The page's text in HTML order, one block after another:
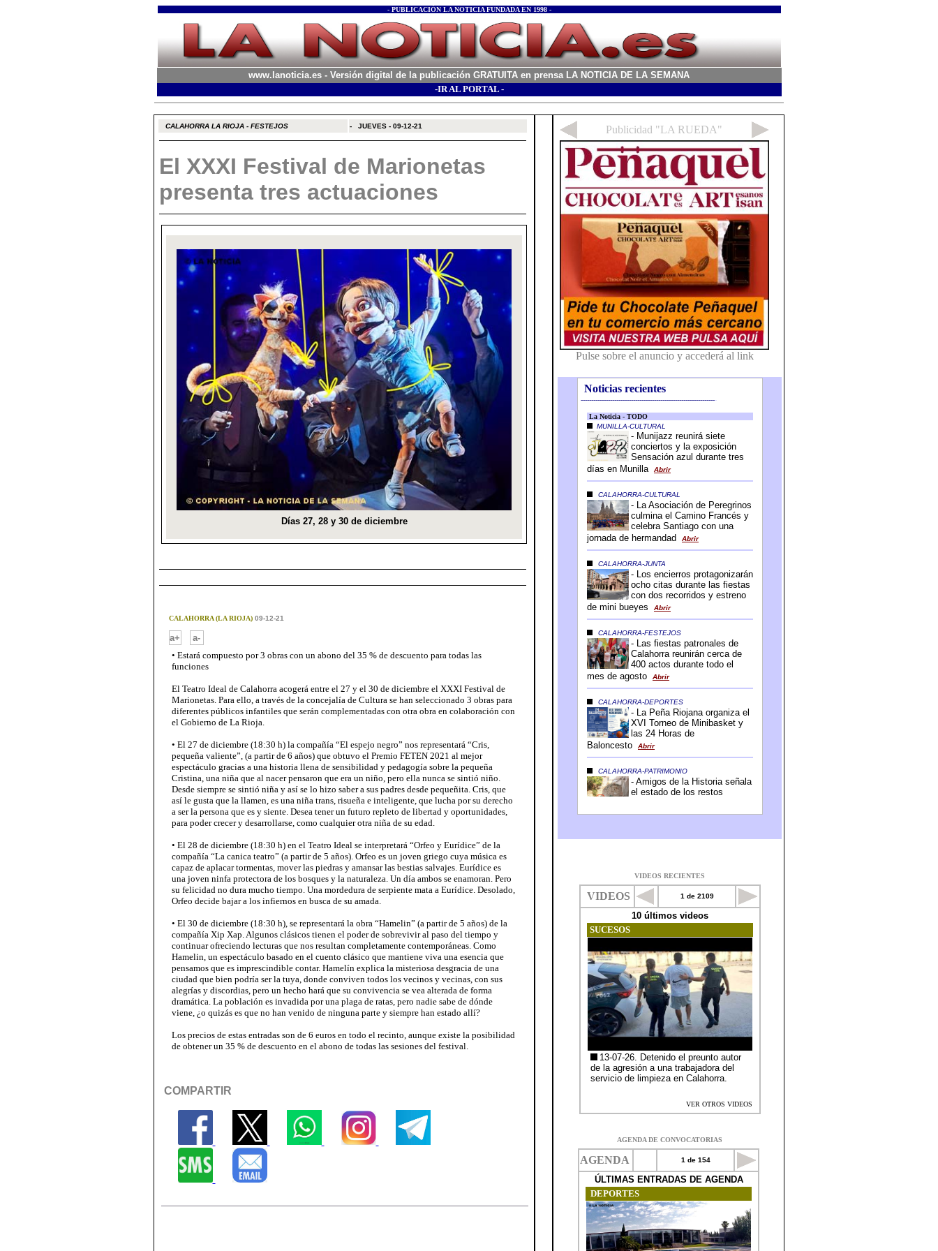
- PUBLICACIÓN LA NOTICIA FUNDADA EN 1998 -
www.lanoticia.es - Versión digital de la publicación GRATUITA en prensa LA NOTICIA DE LA SEMANA
-IR AL PORTAL -
CALAHORRA LA RIOJA - FESTEJOS - JUEVES - 09-12-21
El XXXI Festival de Marionetas
presenta tres actuaciones
CALAHORRA (LA RIOJA)09-12-21
a+
a-
• Estará compuesto por 3 obras con un abono del 35 % de descuento para todas las
funciones
El Teatro Ideal de Calahorra acogerá entre el 27 y el 30 de diciembre el XXXI Festival de
Marionetas. Para ello, a través de la concejalía de Cultura se han seleccionado 3 obras para
diferentes públicos infantiles que serán complementadas con otra obra en colaboración con
el Gobierno de La Rioja.
• El 27 de diciembre (18:30 h) la compañía “El espejo negro” nos representará “Cris,
pequeña valiente”, (a partir de 6 años) que obtuvo el Premio FETEN 2021 al mejor
espectáculo gracias a una historia llena de sensibilidad y pedagogía sobre la pequeña
Cristina, una niña que al nacer pensaron que era un niño, pero ella nunca se sintió niño.
Desde siempre se sintió niña y así se lo hizo saber a sus padres desde pequeñita. Cris, que
así le gusta que la llamen, es una niña trans, risueña e inteligente, que lucha por su derecho
a ser la persona que es y siente. Desea tener un futuro repleto de libertad y oportunidades,
para poder crecer y desarrollarse, como cualquier otra niña de su edad.
• El 28 de diciembre (18:30 h) en el Teatro Ideal se interpretará “Orfeo y Eurídice” de la
compañía “La canica teatro” (a partir de 5 años). Orfeo es un joven griego cuya música es
capaz de aplacar tormentas, mover las piedras y amansar las bestias salvajes. Eurídice es
una joven ninfa protectora de los bosques y la naturaleza. Un día ambos se enamoran. Pero
su felicidad no dura mucho tiempo. Una mordedura de serpiente mata a Eurídice. Desolado,
Orfeo decide bajar a los infiernos en busca de su amada.
• El 30 de diciembre (18:30 h), se representará la obra “Hamelin” (a partir de 5 años) de la
compañía Xip Xap. Algunos clásicos tienen el poder de sobrevivir al paso del tiempo y
continuar ofreciendo lecturas que nos resultan completamente contemporáneas. Como
Hamelin, un espectáculo basado en el cuento clásico que mantiene viva una esencia que
pensamos que es imprescindible contar. Hamelín explica la misteriosa desgracia de una
ciudad que bien podría ser la tuya, donde conviven todos los vecinos y vecinas, con sus
alegrías y discordias, pero un hecho hará que su convivencia se vea alterada de forma
dramática. La población es invadida por una plaga de ratas, pero nadie sabe de dónde
viene, ¿o quizás es que no han venido de ninguna parte y siempre han estado allí?
Los precios de estas entradas son de 6 euros en todo el recinto, aunque existe la posibilidad
de obtener un 35 % de descuento en el abono de todas las sesiones del festival.
COMPARTIR
Noticias recientes
-----------------------------------------------------------------
VIDEOS RECIENTES
AGENDA DE CONVOCATORIAS